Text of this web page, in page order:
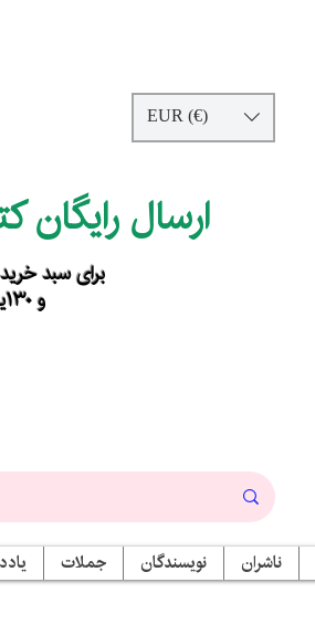
EUR (€)
ارسال
برای سبد خرید حداقل ۹۰
و ۱۳۰یورو خارج از اروپا
ناشران نویسندگان جملات